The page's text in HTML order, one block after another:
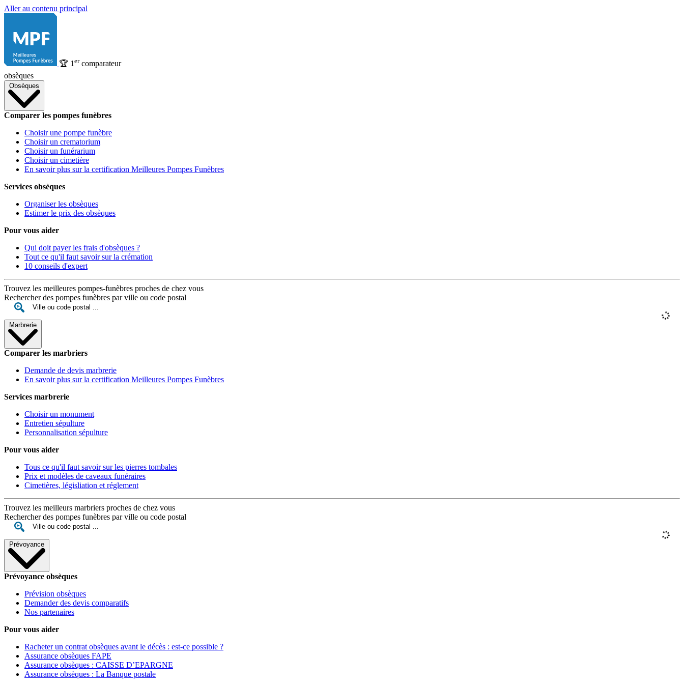
Aller au contenu principal
🏆 1 ercomparateur
obsèques
Obsèques
Comparer les pompes funèbres
Choisir une pompe funèbre
Choisir un crematorium
Choisir un funérarium
Choisir un cimetière
En savoir plus sur la certification Meilleures Pompes Funèbres
Services obsèques
Organiser les obsèques
Estimer le prix des obsèques
Pour vous aider
Qui doit payer les frais d'obsèques ?
Tout ce qu'il faut savoir sur la crémation
10 conseils d'expert
Trouvez les meilleures pompes-funèbres proches de chez vous
Rechercher des pompes funèbres par ville ou code postal
Marbrerie
Comparer les marbriers
Demande de devis marbrerie
En savoir plus sur la certification Meilleures Pompes Funèbres
Services marbrerie
Choisir un monument
Entretien sépulture
Personnalisation sépulture
Pour vous aider
Tous ce qu'il faut savoir sur les pierres tombales
Prix et modèles de caveaux funéraires
Cimetières, législiation et réglement
Trouvez les meilleurs marbriers proches de chez vous
Rechercher des pompes funèbres par ville ou code postal
Prévoyance
Prévoyance obsèques
Prévision obsèques
Demander des devis comparatifs
Nos partenaires
Pour vous aider
Racheter un contrat obsèques avant le décès : est-ce possible ?
Assurance obsèques FAPE
Assurance obsèques : CAISSE D’EPARGNE
Assurance obsèques : La Banque postale